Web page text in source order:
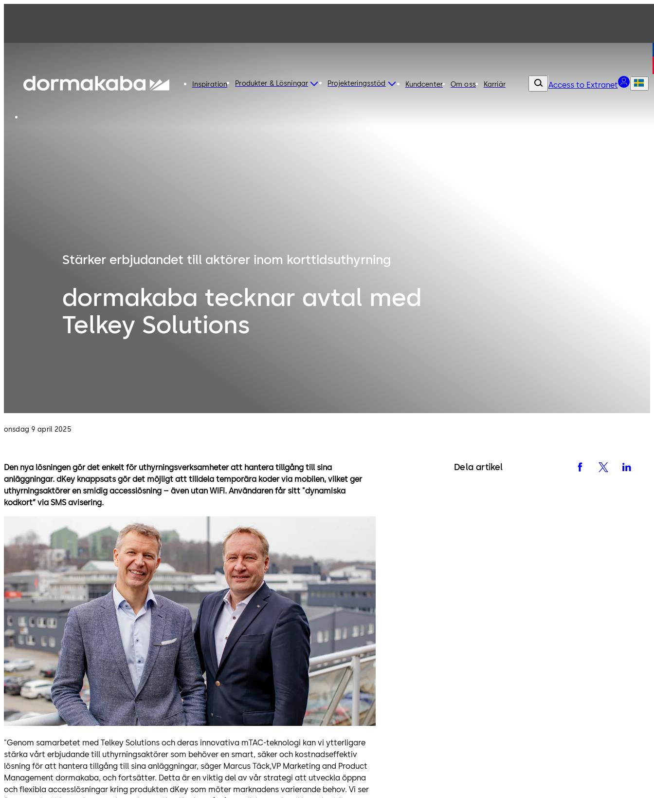
Inspiration Produkter & Lösningar Projekteringsstöd Kundcenter Om oss Karriär Access to Extranet
Stärker erbjudandet till aktörer inom korttidsuthyrning
dormakaba tecknar avtal med
Telkey Solutions
onsdag 9 april 2025
Den nya lösningen gör det enkelt för uthyrningsverksamheter att hantera tillgång till sina
anläggningar. dKey knappsats gör det möjligt att tilldela temporära koder via mobilen, vilket ger
uthyrningsaktörer en smidig accesslösning – även utan WiFi. Användaren får sitt "dynamiska
kodkort” via SMS avisering.
"Genom samarbetet med Telkey Solutions och deras innovativa mTAC-teknologi kan vi ytterligare
stärka vårt erbjudande till uthyrningsaktörer som behöver en smart, säker och kostnadseffektiv
lösning för att hantera tillgång till sina anläggningar, säger Marcus Täck,VP Marketing and Product
Management dormakaba, och fortsätter. Detta är en viktig del av vår strategi att utveckla öppna
och flexibla accesslösningar kring produkten dKey som möter marknadens varierande behov. Vi ser
Dela artikel